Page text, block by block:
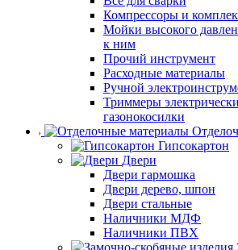
Компрессоры и
Мойки высокого
к ним
Прочий инструмент
Расходные материалы
Ручной
Триммеры
газонокосилки
Гипсокартон
Двери
Двери гармошка
Двери дерево, шпон
Двери стальные
Наличники МДФ
Наличники ПВХ